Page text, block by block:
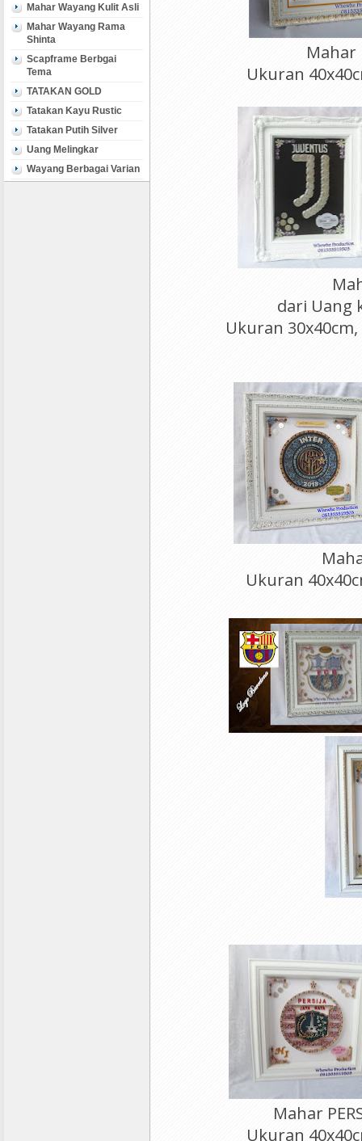
Mahar Wayang Kulit Asli
Mahar Wayang Rama
Shinta
Scapframe Berbgai
Tema
TATAKAN GOLD
Tatakan Kayu Rustic
Tatakan Putih Silver
Uang Melingkar
Wayang Berbagai Varian
Mahar
Ukuran
dari Uang
Ukuran
Ukuran
Mahar
Ukuran